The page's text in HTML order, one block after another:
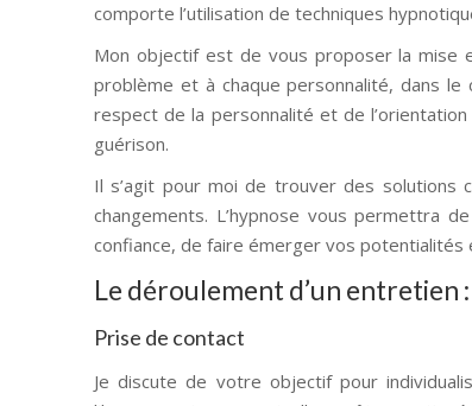
comporte l’utilisation de techniques
Mon objectif est de vous proposer la mise
problème et à chaque personnalité, dans le
respect de la personnalité et de
guérison.
Il s’agit pour moi de trouver des solutions
changements. L’hypnose vous permettra
confiance, de faire émerger vos
Le déroulement d’un entretien :
Prise de contact
Je discute de votre objectif pour